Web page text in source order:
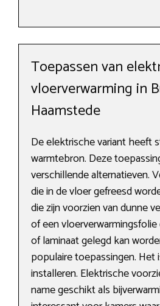
Toepassen van
vloerverwarming in
Haamstede
De elektrische variant heeft
warmtebron. Deze
verschillende alternatieven.
die in de vloer gefreesd
die zijn voorzien van dunne
of een
of laminaat gelegd kan
populaire toepassingen.
installeren. Elektrische
name geschikt als